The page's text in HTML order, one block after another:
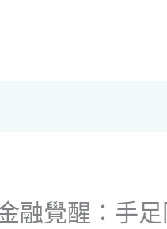
融覺醒：手